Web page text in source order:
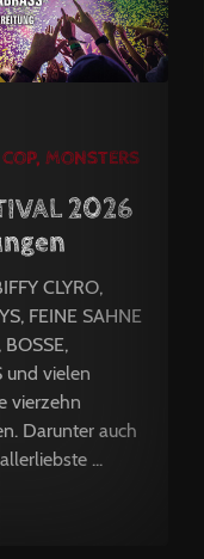
MONSTERS
2026
CLYRO,
FEINE SAHNE
BOSSE,
und vielen
vierzehn
Darunter auch
...